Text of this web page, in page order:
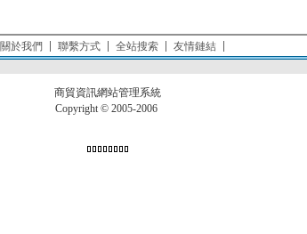
關於我們 聯繫方式 全站搜索 友情鏈結
商貿資訊網站管理系統
Copyright © 2005-2006